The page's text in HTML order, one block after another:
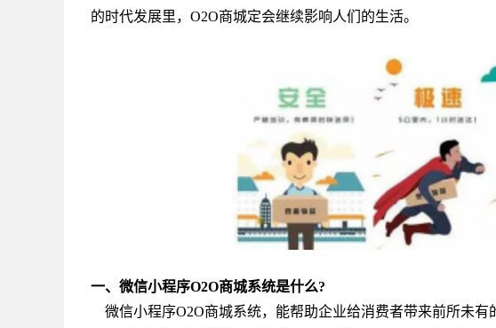
的时代发展里，O2O商城定会继续影响人们的生活。
一、微信小程序O2O商城系统是什么?
微信小程序O2O商城系统，能帮助企业给消费者带来前所未有